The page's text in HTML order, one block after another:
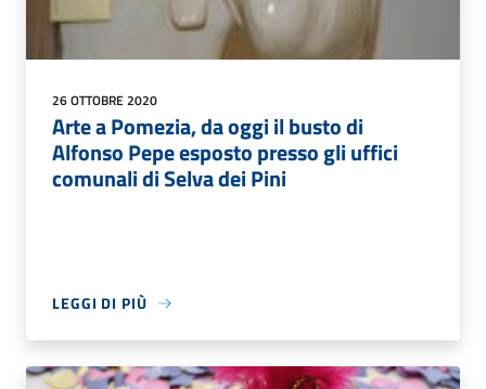
26 OTTOBRE 2020
Arte a Pomezia, da oggi il busto di
Alfonso Pepe esposto presso gli uffici
comunali di Selva dei Pini
LEGGI DI PIÙ